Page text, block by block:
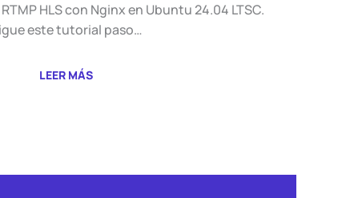
HLS con Nginx en Ubuntu 24.04 LTSC.
este tutorial paso…
LEER MÁS